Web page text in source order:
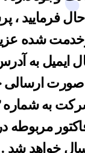
فرمایید ،
از ساعت ۹ صبح الی ۱۷:۳۰
ایمیل به
صورت ارسالی
شرکت به شماره
مربوطه
خواهد شد .